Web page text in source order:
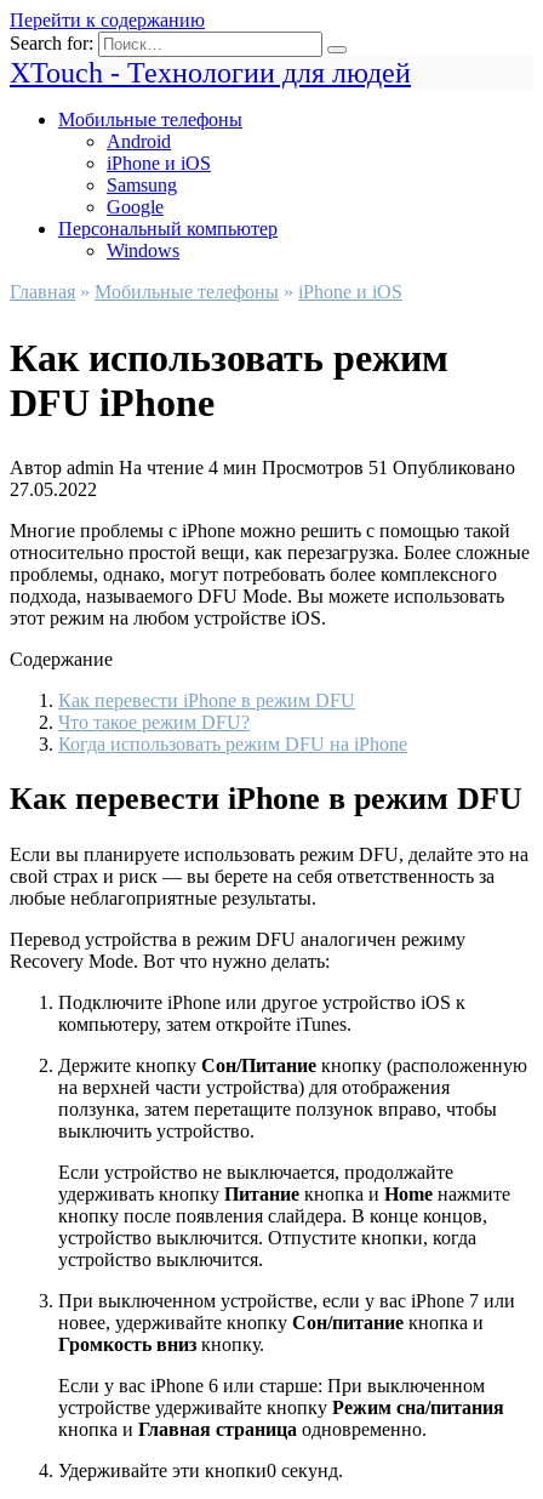
Перейти к содержанию
Search for:
XTouch - Технологии для людей
Мобильные телефоны
Android
iPhone и iOS
Samsung
Google
Персональный компьютер
Windows
Главная » Мобильные телефоны » iPhone и iOS
Как использовать режим
DFU iPhone
Автор admin На чтение 4 мин Просмотров 51 Опубликовано
27.05.2022
Многие проблемы с iPhone можно решить с помощью такой
относительно простой вещи, как перезагрузка. Более сложные
проблемы, однако, могут потребовать более комплексного
подхода, называемого DFU Mode. Вы можете использовать
этот режим на любом устройстве iOS.
Содержание
Как перевести iPhone в режим DFU
Что такое режим DFU?
Когда использовать режим DFU на iPhone
Как перевести iPhone в режим DFU
Если вы планируете использовать режим DFU, делайте это на
свой страх и риск — вы берете на себя ответственность за
любые неблагоприятные результаты.
Перевод устройства в режим DFU аналогичен режиму
Recovery Mode. Вот что нужно делать:
Подключите iPhone или другое устройство iOS к
компьютеру, затем откройте iTunes.
Держите кнопку Сон/Питание кнопку (расположенную
на верхней части устройства) для отображения
ползунка, затем перетащите ползунок вправо, чтобы
выключить устройство.
Если устройство не выключается, продолжайте
удерживать кнопку Питание кнопка и Home нажмите
кнопку после появления слайдера. В конце концов,
устройство выключится. Отпустите кнопки, когда
устройство выключится.
При выключенном устройстве, если у вас iPhone 7 или
новее, удерживайте кнопку Сон/питание кнопка и
Громкость вниз кнопку.
Если у вас iPhone 6 или старше: При выключенном
устройстве удерживайте кнопку Режим сна/питания
кнопка и Главная страница одновременно.
Удерживайте эти кнопки0 секунд.